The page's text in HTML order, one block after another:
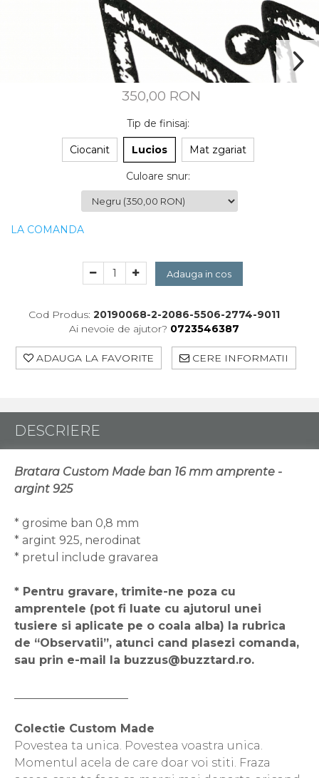
CUSTOM MADE
Animal Instinct
AN-TAN-TICHITAN
350,00 RON
Tip de finisaj:
Ciocanit Lucios Mat zgariat
Culoare snur:
LA COMANDA
Adauga in cos
Cod Produs: 20190068-2-2086-5506-2774-9011
Ai nevoie de ajutor? 0723546387
ADAUGA LA FAVORITE CERE INFORMATII
DESCRIERE
Bratara Custom Made ban 16 mm amprente -
argint 925
* grosime ban 0,8 mm
* argint 925, nerodinat
* pretul include gravarea
* Pentru gravare, trimite-ne poza cu
amprentele (pot fi luate cu ajutorul unei
tusiere si aplicate pe o coala alba) la rubrica
de “Observatii”, atunci cand plasezi comanda,
sau prin e-mail la buzzus@buzztard.ro.
Colectie Custom Made
Povestea ta unica. Povestea voastra unica.
Momentul acela de care doar voi stiti. Fraza